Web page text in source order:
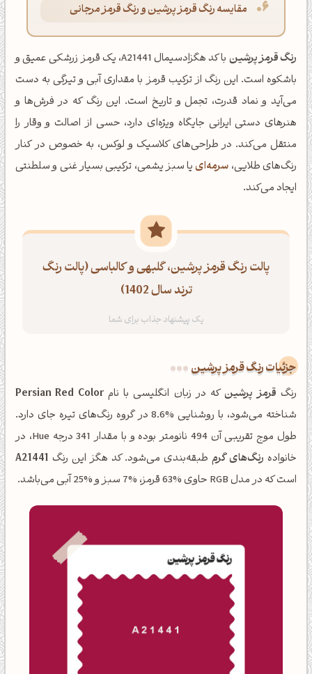
مقایسه رنگ قرمز پرشین و رنگ قرمز مرجانی
رنگ قرمز پرشین
با کد هگزادسیمال A21441، یک قرمز زرشکی عمیق و
باشکوه است. این رنگ از ترکیب قرمز با مقداری آبی و تیرگی به دست
می‌آید و نماد قدرت، تجمل و تاریخ است. این رنگ که در فرش‌ها و
هنرهای دستی ایرانی جایگاه ویژه‌ای دارد، حسی از اصالت و وقار را
منتقل می‌کند. در طراحی‌های کلاسیک و لوکس، به خصوص در کنار
رنگ‌های طلایی، سرمه‌اییا سبز یشمی، ترکیبی بسیار غنی و سلطنتی
ایجاد می‌کند.
پالت رنگ قرمز پرشین، گلبهی و کالباسی (پالت رنگ
ترند سال 1402)
جزئیات رنگ قرمز پرشین
رنگ قرمز پرشینکه در زبان انگلیسی با نامPersian Red Color
شناخته می‌شود، با روشنایی %8.6 در گروه رنگ‌های تیره جای دارد.
طول موج تقریبی آن 494 نانومتر بوده و با مقدار 341 درجه Hue، در
خانواده رنگ‌های گرمطبقه‌بندی می‌شود. کد هگز این رنگ A21441
است که در مدل RGB حاوی %63 قرمز، %7 سبز و %25 آبی می‌باشد.